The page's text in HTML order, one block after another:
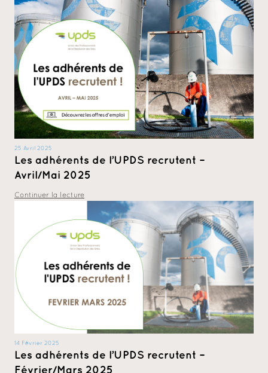
25 Avril 2025
Les adhérents de l’UPDS recrutent –
Avril/Mai 2025
Continuer la lecture
14 Février 2025
Les adhérents de l’UPDS recrutent –
Février/Mars 2025